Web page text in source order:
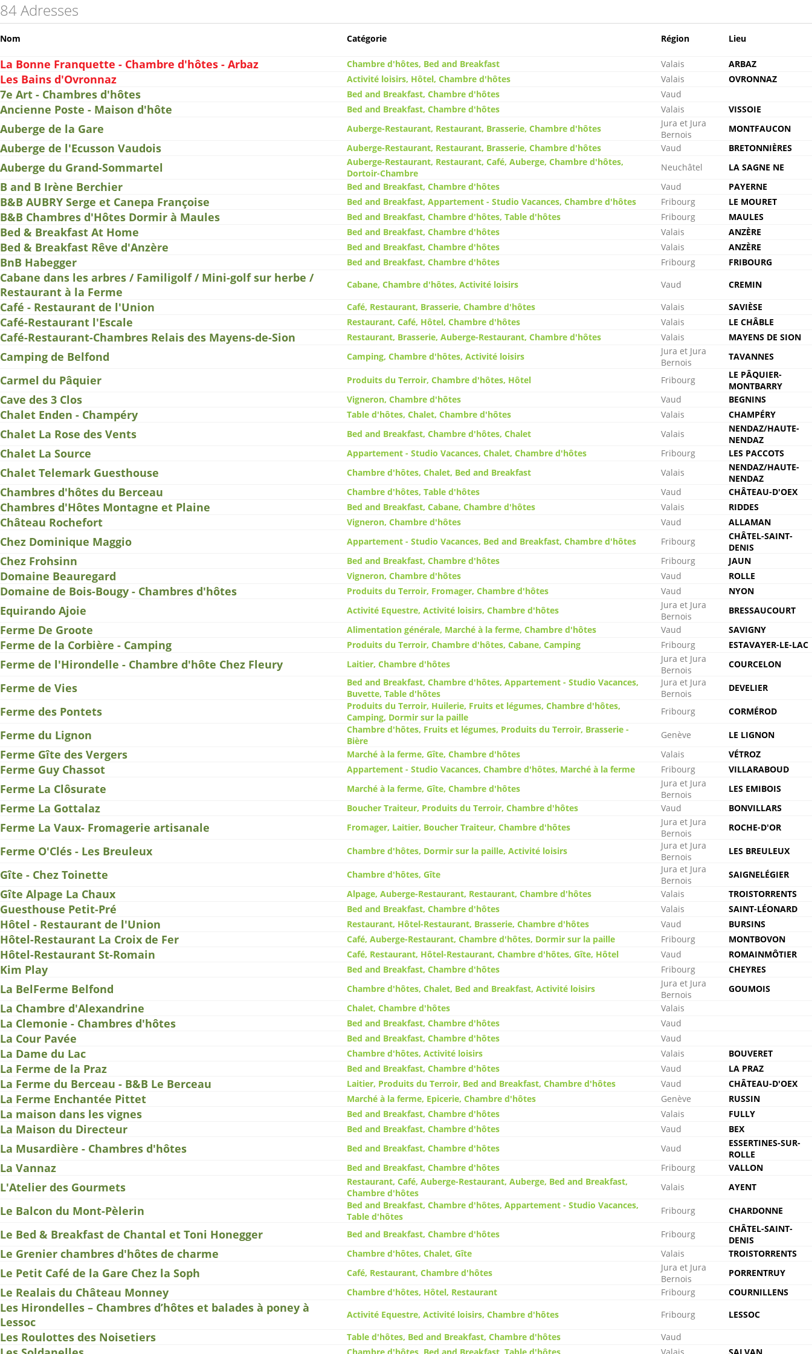
84 Adresses
Nom Catégorie Région Lieu
La Bonne Franquette - Chambre d'hôtes - Arbaz Chambre d'hôtes, Bed and Breakfast Valais ARBAZ
Les Bains d'Ovronnaz Activité loisirs, Hôtel, Chambre d'hôtes Valais OVRONNAZ
7e Art - Chambres d'hôtes Bed and Breakfast, Chambre d'hôtes Vaud
Ancienne Poste - Maison d'hôte Bed and Breakfast, Chambre d'hôtes Valais VISSOIE
Auberge de la Gare Auberge-Restaurant, Restaurant, Brasserie, Chambre d'hôtes
Jura et Jura
Bernois
MONTFAUCON
Auberge de l'Ecusson Vaudois Auberge-Restaurant, Restaurant, Brasserie, Chambre d'hôtes Vaud BRETONNIÈRES
Auberge du Grand-Sommartel
Auberge-Restaurant, Restaurant, Café, Auberge, Chambre d'hôtes,
Dortoir-Chambre
Neuchâtel LA SAGNE NE
B and B Irène Berchier Bed and Breakfast, Chambre d'hôtes Vaud PAYERNE
B&B AUBRY Serge et Canepa Françoise Bed and Breakfast, Appartement - Studio Vacances, Chambre d'hôtes Fribourg LE MOURET
B&B Chambres d'Hôtes Dormir à Maules Bed and Breakfast, Chambre d'hôtes, Table d'hôtes Fribourg MAULES
Bed & Breakfast At Home Bed and Breakfast, Chambre d'hôtes Valais ANZÈRE
Bed & Breakfast Rêve d'Anzère Bed and Breakfast, Chambre d'hôtes Valais ANZÈRE
BnB Habegger Bed and Breakfast, Chambre d'hôtes Fribourg FRIBOURG
Cabane dans les arbres / Familigolf / Mini-golf sur herbe /
Restaurant à la Ferme
Cabane, Chambre d'hôtes, Activité loisirs Vaud CREMIN
Café - Restaurant de l'Union Café, Restaurant, Brasserie, Chambre d'hôtes Valais SAVIÈSE
Café-Restaurant l'Escale Restaurant, Café, Hôtel, Chambre d'hôtes Valais LE CHÂBLE
Café-Restaurant-Chambres Relais des Mayens-de-Sion Restaurant, Brasserie, Auberge-Restaurant, Chambre d'hôtes Valais MAYENS DE SION
Camping de Belfond Camping, Chambre d'hôtes, Activité loisirs
Jura et Jura
Bernois
TAVANNES
Carmel du Pâquier Produits du Terroir, Chambre d'hôtes, Hôtel Fribourg
LE PÂQUIER-
MONTBARRY
Cave des 3 Clos Vigneron, Chambre d'hôtes Vaud BEGNINS
Chalet Enden - Champéry Table d'hôtes, Chalet, Chambre d'hôtes Valais CHAMPÉRY
Chalet La Rose des Vents Bed and Breakfast, Chambre d'hôtes, Chalet Valais
NENDAZ/HAUTE-
NENDAZ
Chalet La Source Appartement - Studio Vacances, Chalet, Chambre d'hôtes Fribourg LES PACCOTS
Chalet Telemark Guesthouse Chambre d'hôtes, Chalet, Bed and Breakfast Valais
NENDAZ/HAUTE-
NENDAZ
Chambres d'hôtes du Berceau Chambre d'hôtes, Table d'hôtes Vaud CHÂTEAU-D'OEX
Chambres d'Hôtes Montagne et Plaine Bed and Breakfast, Cabane, Chambre d'hôtes Valais RIDDES
Château Rochefort Vigneron, Chambre d'hôtes Vaud ALLAMAN
Chez Dominique Maggio Appartement - Studio Vacances, Bed and Breakfast, Chambre d'hôtes Fribourg
CHÂTEL-SAINT-
DENIS
Chez Frohsinn Bed and Breakfast, Chambre d'hôtes Fribourg JAUN
Domaine Beauregard Vigneron, Chambre d'hôtes Vaud ROLLE
Domaine de Bois-Bougy - Chambres d'hôtes Produits du Terroir, Fromager, Chambre d'hôtes Vaud NYON
Equirando Ajoie Activité Equestre, Activité loisirs, Chambre d'hôtes
Jura et Jura
Bernois
BRESSAUCOURT
Ferme De Groote Alimentation générale, Marché à la ferme, Chambre d'hôtes Vaud SAVIGNY
Ferme de la Corbière - Camping Produits du Terroir, Chambre d'hôtes, Cabane, Camping Fribourg ESTAVAYER-LE-LAC
Ferme de l'Hirondelle - Chambre d'hôte Chez Fleury Laitier, Chambre d'hôtes
Jura et Jura
Bernois
COURCELON
Ferme de Vies
Bed and Breakfast, Chambre d'hôtes, Appartement - Studio Vacances,
Buvette, Table d'hôtes
Jura et Jura
Bernois
DEVELIER
Ferme des Pontets
Produits du Terroir, Huilerie, Fruits et légumes, Chambre d'hôtes,
Camping, Dormir sur la paille
Fribourg CORMÉROD
Ferme du Lignon
Chambre d'hôtes, Fruits et légumes, Produits du Terroir, Brasserie -
Bière
Genève LE LIGNON
Ferme Gîte des Vergers Marché à la ferme, Gîte, Chambre d'hôtes Valais VÉTROZ
Ferme Guy Chassot Appartement - Studio Vacances, Chambre d'hôtes, Marché à la ferme Fribourg VILLARABOUD
Ferme La Clôsurate Marché à la ferme, Gîte, Chambre d'hôtes
Jura et Jura
Bernois
LES EMIBOIS
Ferme La Gottalaz Boucher Traiteur, Produits du Terroir, Chambre d'hôtes Vaud BONVILLARS
Ferme La Vaux- Fromagerie artisanale Fromager, Laitier, Boucher Traiteur, Chambre d'hôtes
Jura et Jura
Bernois
ROCHE-D'OR
Ferme O'Clés - Les Breuleux Chambre d'hôtes, Dormir sur la paille, Activité loisirs
Jura et Jura
Bernois
LES BREULEUX
Gîte - Chez Toinette Chambre d'hôtes, Gîte
Jura et Jura
Bernois
SAIGNELÉGIER
Gîte Alpage La Chaux Alpage, Auberge-Restaurant, Restaurant, Chambre d'hôtes Valais TROISTORRENTS
Guesthouse Petit-Pré Bed and Breakfast, Chambre d'hôtes Valais SAINT-LÉONARD
Hôtel - Restaurant de l'Union Restaurant, Hôtel-Restaurant, Brasserie, Chambre d'hôtes Vaud BURSINS
Hôtel-Restaurant La Croix de Fer Café, Auberge-Restaurant, Chambre d'hôtes, Dormir sur la paille Fribourg MONTBOVON
Hôtel-Restaurant St-Romain Café, Restaurant, Hôtel-Restaurant, Chambre d'hôtes, Gîte, Hôtel Vaud ROMAINMÔTIER
Kim Play Bed and Breakfast, Chambre d'hôtes Fribourg CHEYRES
La BelFerme Belfond Chambre d'hôtes, Chalet, Bed and Breakfast, Activité loisirs
Jura et Jura
Bernois
GOUMOIS
La Chambre d'Alexandrine Chalet, Chambre d'hôtes Valais
La Clemonie - Chambres d'hôtes Bed and Breakfast, Chambre d'hôtes Vaud
La Cour Pavée Bed and Breakfast, Chambre d'hôtes Vaud
La Dame du Lac Chambre d'hôtes, Activité loisirs Valais BOUVERET
La Ferme de la Praz Bed and Breakfast, Chambre d'hôtes Vaud LA PRAZ
La Ferme du Berceau - B&B Le Berceau Laitier, Produits du Terroir, Bed and Breakfast, Chambre d'hôtes Vaud CHÂTEAU-D'OEX
La Ferme Enchantée Pittet Marché à la ferme, Epicerie, Chambre d'hôtes Genève RUSSIN
La maison dans les vignes Bed and Breakfast, Chambre d'hôtes Valais FULLY
La Maison du Directeur Bed and Breakfast, Chambre d'hôtes Vaud BEX
La Musardière - Chambres d'hôtes Bed and Breakfast, Chambre d'hôtes Vaud
ESSERTINES-SUR-
ROLLE
La Vannaz Bed and Breakfast, Chambre d'hôtes Fribourg VALLON
L'Atelier des Gourmets
Restaurant, Café, Auberge-Restaurant, Auberge, Bed and Breakfast,
Chambre d'hôtes
Valais AYENT
Le Balcon du Mont-Pèlerin
Bed and Breakfast, Chambre d'hôtes, Appartement - Studio Vacances,
Table d'hôtes
Fribourg CHARDONNE
Le Bed & Breakfast de Chantal et Toni Honegger Bed and Breakfast, Chambre d'hôtes Fribourg
CHÂTEL-SAINT-
DENIS
Le Grenier chambres d'hôtes de charme Chambre d'hôtes, Chalet, Gîte Valais TROISTORRENTS
Le Petit Café de la Gare Chez la Soph Café, Restaurant, Chambre d'hôtes
Jura et Jura
Bernois
PORRENTRUY
Le Realais du Château Monney Chambre d'hôtes, Hôtel, Restaurant Fribourg COURNILLENS
Les Hirondelles – Chambres d’hôtes et balades à poney à
Lessoc
Activité Equestre, Activité loisirs, Chambre d'hôtes Fribourg LESSOC
Les Roulottes des Noisetiers Table d'hôtes, Bed and Breakfast, Chambre d'hôtes Vaud